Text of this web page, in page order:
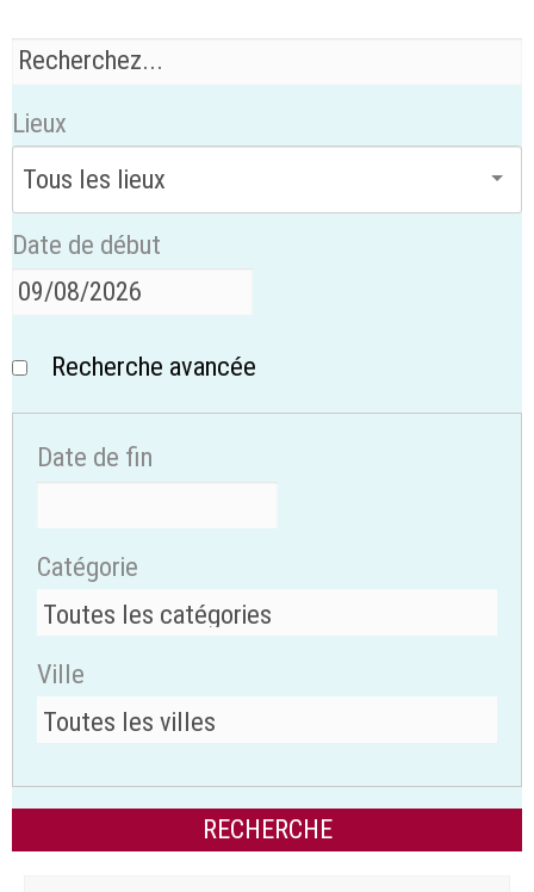
Lieux
Date de début
Recherche avancée
Date de fin
Catégorie
Ville